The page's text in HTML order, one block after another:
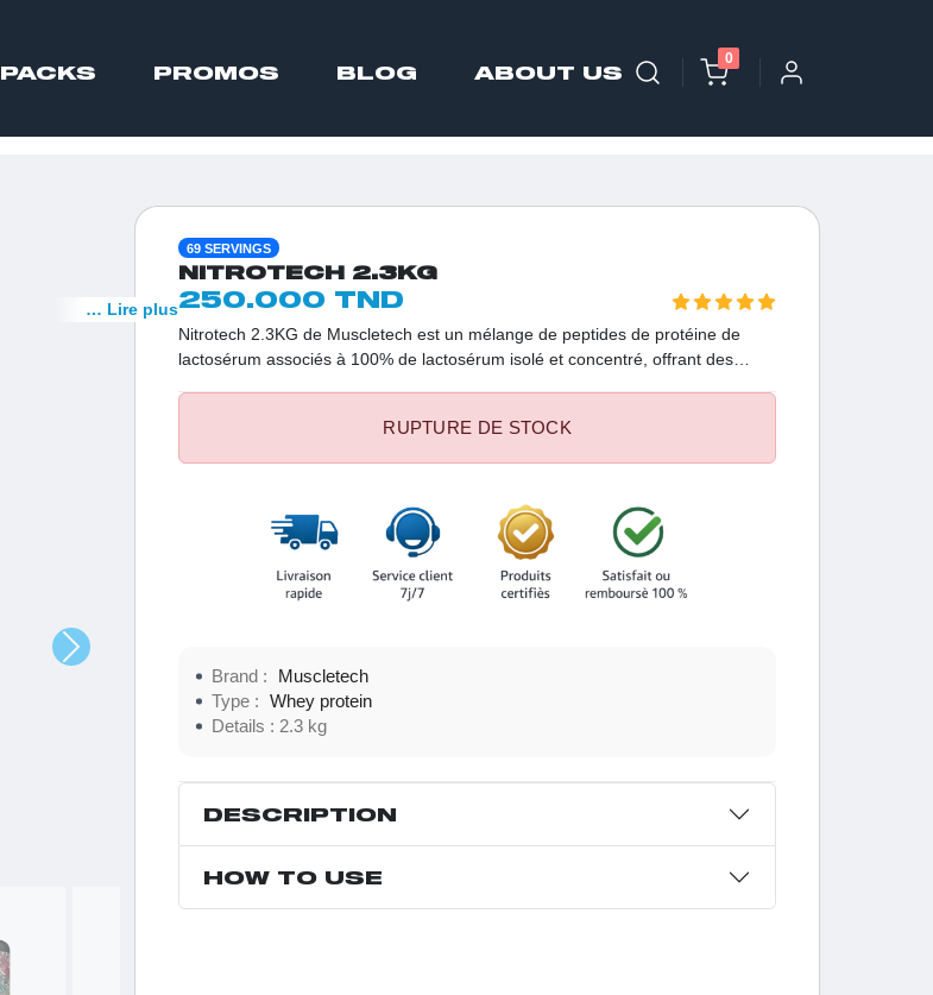
PACKS PROMOS BLOG ABOUT US
0
69 SERVINGS
NITROTECH 2.3KG
250.000 TND
Nitrotech 2.3KG de Muscletech est un mélange de peptides de protéine de
lactosérum associés à 100% de lactosérum isolé et concentré, offrant des
récupération. Disponible dans diverses saveurs pour satisfaire vos préférences
gustatives.
… Lire plus
RUPTURE DE STOCK
Brand :
Muscletech
Type :
Whey protein
Details :
2.3 kg
DESCRIPTION
HOW TO USE